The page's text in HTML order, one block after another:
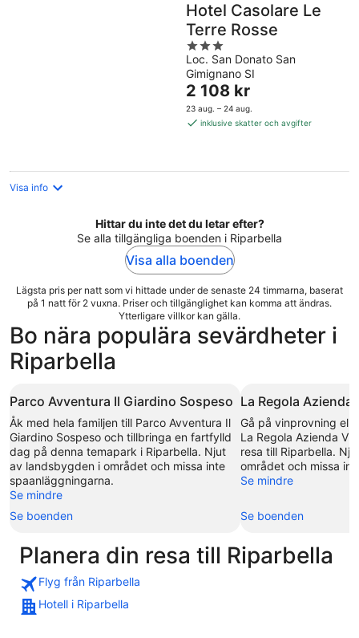
Hotel Casolare Le
Terre Rosse
3
out
of
5
Loc. San Donato San
Gimignano SI
Priset
är
2 108 kr
2 108 kr
23 aug. – 24 aug.
inklusive skatter och avgifter
Visa info
Hittar du inte det du letar efter?
Se alla tillgängliga boenden i Riparbella
Visa alla boenden
Lägsta pris per natt som vi hittade under de senaste 24 timmarna, baserat
på 1 natt för 2 vuxna. Priser och tillgänglighet kan komma att ändras.
Ytterligare villkor kan gälla.
Bo nära populära sevärdheter i
Riparbella
Parco Avventura Il Giardino Sospeso
Åk med hela familjen till Parco Avventura Il
Giardino Sospeso och tillbringa en fartfylld
dag på denna temapark i Riparbella. Njut
av landsbygden i området och missa inte
spaanläggningarna.
Se mindre
Se boenden
La Regola
Gå på vinprovning
La Regola Azienda
resa till Riparbella.
området och missa
Se mindre
Se boenden
Planera din resa till Riparbella
Flyg från Riparbella
Hotell i Riparbella